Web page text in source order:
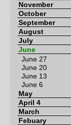
November
October
September
August
July
June
June 27
June 20
June 13
June 6
May
April 4
March
Febuary